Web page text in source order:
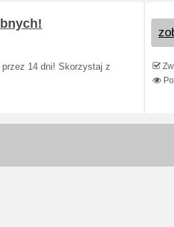
14 dni! Skorzystaj z